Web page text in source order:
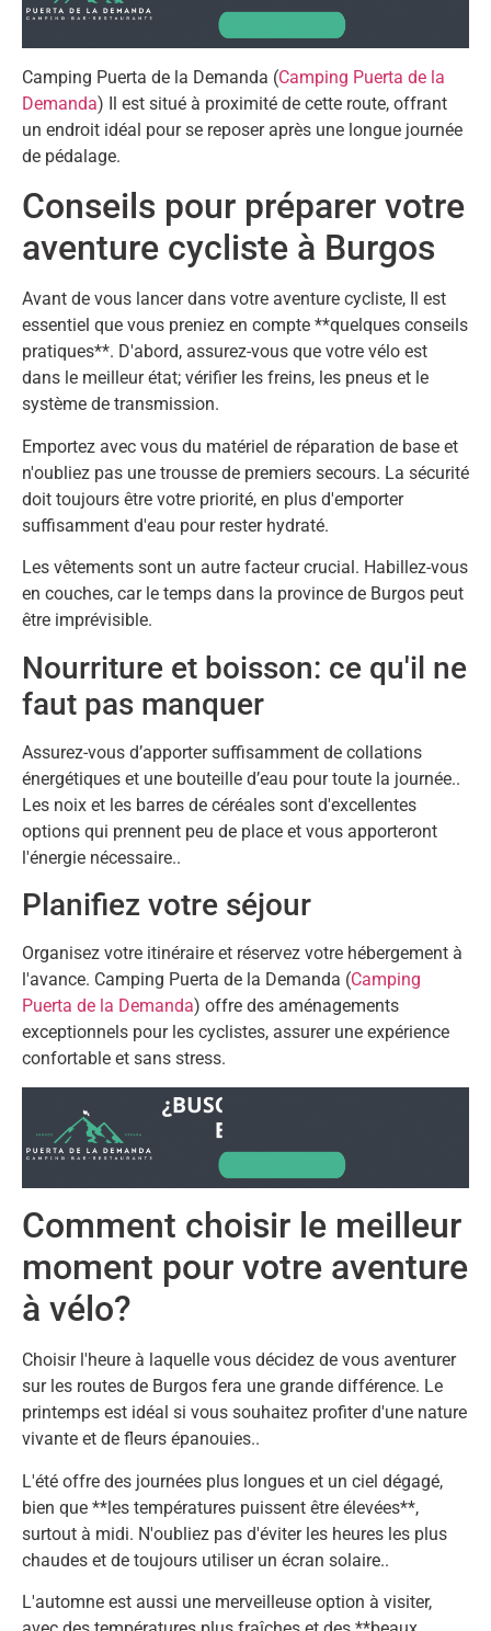
Camping Puerta de la Demanda (Camping Puerta de la
Demanda) Il est situé à proximité de cette route, offrant
un endroit idéal pour se reposer après une longue journée
de pédalage.
Conseils pour préparer votre
aventure cycliste à Burgos
Avant de vous lancer dans votre aventure cycliste, Il est
essentiel que vous preniez en compte **quelques conseils
pratiques**. D'abord, assurez-vous que votre vélo est
dans le meilleur état; vérifier les freins, les pneus et le
système de transmission.
Emportez avec vous du matériel de réparation de base et
n'oubliez pas une trousse de premiers secours. La sécurité
doit toujours être votre priorité, en plus d'emporter
suffisamment d'eau pour rester hydraté.
Les vêtements sont un autre facteur crucial. Habillez-vous
en couches, car le temps dans la province de Burgos peut
être imprévisible.
Nourriture et boisson: ce qu'il ne
faut pas manquer
Assurez-vous d’apporter suffisamment de collations
énergétiques et une bouteille d’eau pour toute la journée..
Les noix et les barres de céréales sont d'excellentes
options qui prennent peu de place et vous apporteront
l'énergie nécessaire..
Planifiez votre séjour
Organisez votre itinéraire et réservez votre hébergement à
l'avance. Camping Puerta de la Demanda (Camping
Puerta de la Demanda) offre des aménagements
exceptionnels pour les cyclistes, assurer une expérience
confortable et sans stress.
Comment choisir le meilleur
moment pour votre aventure
à vélo?
Choisir l'heure à laquelle vous décidez de vous aventurer
sur les routes de Burgos fera une grande différence. Le
printemps est idéal si vous souhaitez profiter d'une nature
vivante et de fleurs épanouies..
L'été offre des journées plus longues et un ciel dégagé,
bien que **les températures puissent être élevées**,
surtout à midi. N'oubliez pas d'éviter les heures les plus
chaudes et de toujours utiliser un écran solaire..
L'automne est aussi une merveilleuse option à visiter,